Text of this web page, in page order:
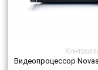
Видеопроцессор